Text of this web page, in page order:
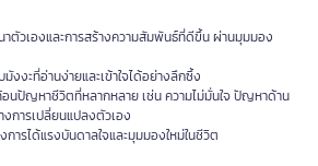
ตัวเองและการสร้างความสัมพันธ์ที่ดีขึ้น ผ่านมุมมอง
งงะที่อ่านง่ายและเข้าใจได้อย่างลึกซึ้ง
อนปัญหาชีวิตที่หลากหลาย เช่น ความไม่มั่นใจ ปัญหาด้าน
การเปลี่ยนแปลงตัวเอง
ารได้แรงบันดาลใจและมุมมองใหม่ในชีวิต